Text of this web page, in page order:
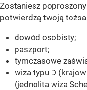
Zostaniesz
potwierdzą twoją
dowód osobisty;
paszport;
tymczasowe
wiza typu D
(jednolita wiza